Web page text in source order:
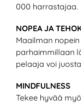
000 harrastajaa.
NOPEA JA
Maailman
parhaimmillaan
pelaaja voi
MINDFULNESS
Tekee hyvää